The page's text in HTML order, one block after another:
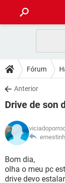
CELULAR
OUTLOOK
INSTAGRAM
GUIA DE COMPRAS
DICAS
JOGOS
INSTAGRAM
GUIA DE COMPRAS
DOWNLOADS
JOGOS
CELULAR
OUTLOOK
INSTAGRAM
GUIA DE COMPRAS
JOGOS
CELULAR
OUTLOOK
INSTAGRAM
GLOSSÁRIO
JOGOS
CELULAR
Fórum
Anterior
Drive de son
Bom dia,
olha o meu pc
drive devo estalar